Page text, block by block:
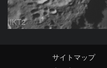
IKT2
サイトマップ